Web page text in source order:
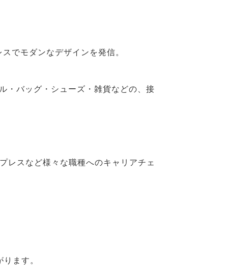
でモダンなデザインを発信。
・バッグ・シューズ・雑貨などの、接
レスなど様々な職種へのキャリアチェ
ます。